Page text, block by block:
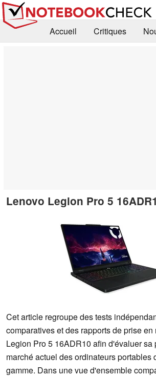
Accueil Critiques
Lenovo Legion Pro 5
Cet article regroupe des tests
comparatives et des rapports de prise
Legion Pro 5 16ADR10 afin d'évaluer sa
marché actuel des ordinateurs portables
gamme. Dans une vue d'ensemble